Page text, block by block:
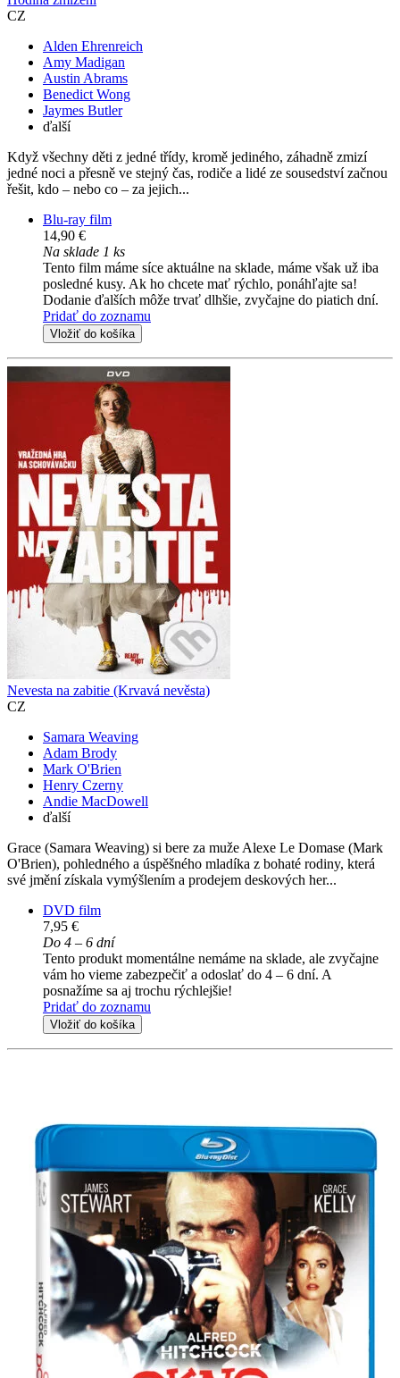
CZ
Alden Ehrenreich
Amy Madigan
Austin Abrams
Benedict Wong
Jaymes Butler
ďalší
Když všechny děti z jedné třídy, kromě jediného, záhadně zmizí
jedné noci a přesně ve stejný čas, rodiče a lidé ze sousedství začnou
řešit, kdo – nebo co – za jejich...
Blu-ray film
14,90 €
Na sklade 1 ks
Tento film máme síce aktuálne na sklade, máme však už iba
posledné kusy. Ak ho chcete mať rýchlo, ponáhľajte sa!
Dodanie ďalších môže trvať dlhšie, zvyčajne do piatich dní.
Pridať do zoznamu
Vložiť do košíka
Nevesta na zabitie (Krvavá nevěsta)
CZ
Samara Weaving
Adam Brody
Mark O'Brien
Henry Czerny
Andie MacDowell
ďalší
Grace (Samara Weaving) si bere za muže Alexe Le Domase (Mark
O'Brien), pohledného a úspěšného mladíka z bohaté rodiny, která
své jmění získala vymýšlením a prodejem deskových her...
DVD film
7,95 €
Do 4 – 6 dní
Tento produkt momentálne nemáme na sklade, ale zvyčajne
vám ho vieme zabezpečiť a odoslať do 4 – 6 dní. A
posnažíme sa aj trochu rýchlejšie!
Pridať do zoznamu
Vložiť do košíka